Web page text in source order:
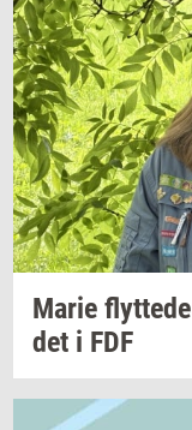
Marie flyt­te­de
det i FDF